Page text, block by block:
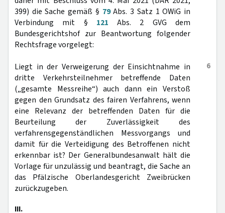
399) die Sache gemäß § 79Abs. 3 Satz 1 OWiG in
Verbindung mit § 121 Abs. 2 GVG dem
Bundesgerichtshof zur Beantwortung folgender
Rechtsfrage vorgelegt:
6
Liegt in der Verweigerung der Einsichtnahme in
dritte Verkehrsteilnehmer betreffende Daten
(„gesamte Messreihe“) auch dann ein Verstoß
gegen den Grundsatz des fairen Verfahrens, wenn
eine Relevanz der betreffenden Daten für die
Beurteilung der Zuverlässigkeit des
verfahrensgegenständlichen Messvorgangs und
damit für die Verteidigung des Betroffenen nicht
erkennbar ist? Der Generalbundesanwalt hält die
Vorlage für unzulässig und beantragt, die Sache an
das Pfälzische Oberlandesgericht Zweibrücken
zurückzugeben.
III.